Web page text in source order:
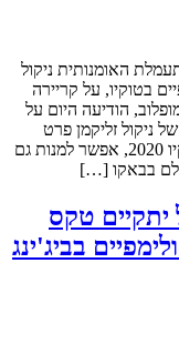
האומנותית ניקול
האולימפיים בטוקיו, על קריירה
הודיעה היום על
ניקול זליקמן פרט
למקום ה-7 הנהדר במשחקים האולימפיים בטוקיו 2020, אפשר למנות גם
בבאקו […]
ישראל יתקיים טקס
בביג'ינג